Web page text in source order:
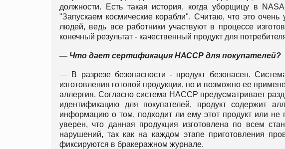
должности. Есть такая история, когда уборщицу в
"Запускаем космические корабли". Считаю, что это
людей, ведь все работники участвуют в процессе
конечный результат - качественный продукт для
— Что дает сертификация НАССР для покупателей?
— В разрезе безопасности - продукт безопасен.
изготовления готовой продукции, но и возможно ее
аллергия. Согласно система НАССР предусматривает
идентификацию для покупателей, продукт содержит
информацию о том, подходит ли ему этот продукт или не
уверен, что данная продукция изготовлена по всем
нарушений, так как на каждом этапе приготовления
фиксируются в бракеражном журнале.